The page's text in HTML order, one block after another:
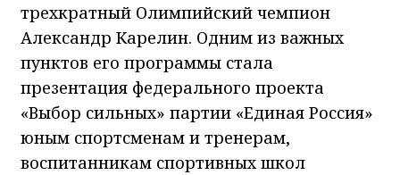
трехкратный Олимпийский чемпион
Александр Карелин. Одним из важных
пунктов его программы стала
презентация федерального проекта
«Выбор сильных» партии «Единая Россия»
юным спортсменам и тренерам,
воспитанникам спортивных школ